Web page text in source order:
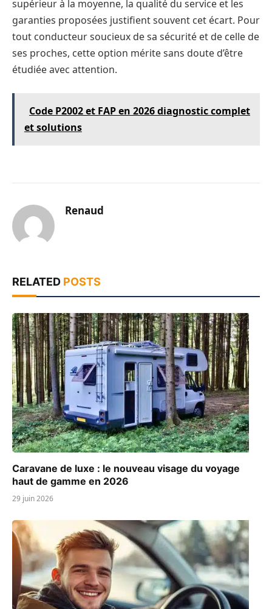
supérieur à la moyenne, la qualité du service et les
garanties proposées justifient souvent cet écart. Pour
tout conducteur soucieux de sa sécurité et de celle de
ses proches, cette option mérite sans doute d’être
étudiée avec attention.
Code P2002 et FAP en 2026 diagnostic complet
et solutions
Renaud
RELATED POSTS
Caravane de luxe : le nouveau visage du voyage
haut de gamme en 2026
29 juin 2026